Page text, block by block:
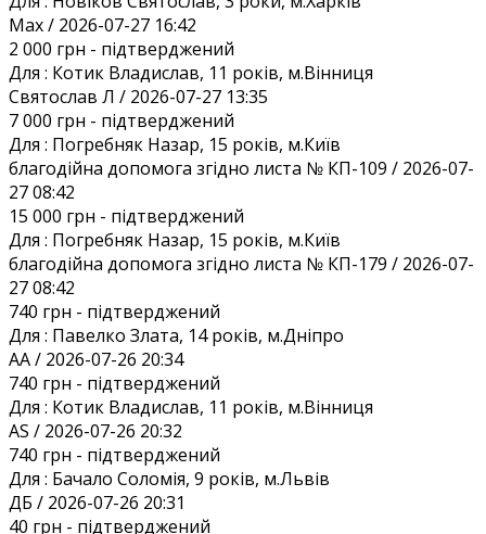
Max / 2026-07-27 16:42
2 000 грн - підтверджений
Для : Котик Владислав, 11 років, м.Вінниця
Святослав Л / 2026-07-27 13:35
7 000 грн - підтверджений
Для : Погребняк Назар, 15 років, м.Київ
благодійна допомога згідно листа № КП-109 / 2026-07-
27 08:42
15 000 грн - підтверджений
Для : Погребняк Назар, 15 років, м.Київ
благодійна допомога згідно листа № КП-179 / 2026-07-
27 08:42
740 грн - підтверджений
Для : Павелко Злата, 14 років, м.Дніпро
AA / 2026-07-26 20:34
740 грн - підтверджений
Для : Котик Владислав, 11 років, м.Вінниця
AS / 2026-07-26 20:32
740 грн - підтверджений
Для : Бачало Соломія, 9 років, м.Львів
ДБ / 2026-07-26 20:31
40 грн - підтверджений